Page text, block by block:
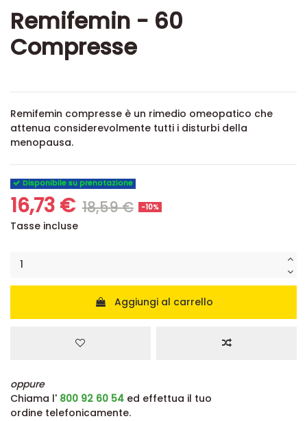
Remifemin - 60
Compresse
Remifemin compresse è un rimedio omeopatico che
attenua considerevolmente tutti i disturbi della
menopausa.
Disponibile su prenotazione
16,73 € 18,59 € -10%
Tasse incluse
Aggiungi al carrello
oppure
Chiama l' 800 92 60 54 ed effettua il tuo
ordine telefonicamente.